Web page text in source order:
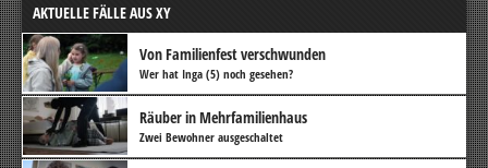
AKTUELLE FÄLLE AUS XY
Von Familienfest verschwunden
Wer hat Inga (5) noch gesehen?
Räuber in Mehrfamilienhaus
Zwei Bewohner ausgeschaltet